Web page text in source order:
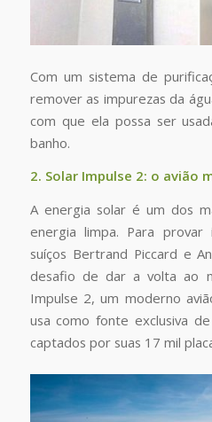
Com um sistema de
remover as impurezas da
com que ela possa ser
banho.
2. Solar Impulse 2: o avião
A energia solar é um dos
energia limpa. Para
suíços Bertrand Piccard e
desafio de dar a volta ao
Impulse 2, um moderno
usa como fonte exclusiva
captados por suas 17 mil